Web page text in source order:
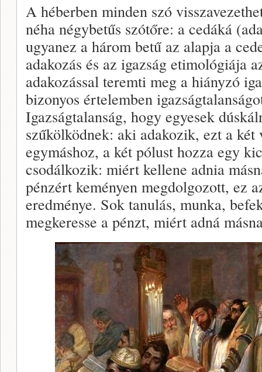
A héberben minden szó
néha négybetűs szótőre: a cedáká
ugyanez a három betű az alapja a
adakozás és az igazság etimológiája
adakozással teremti meg a hiányzó
bizonyos értelemben
Igazságtalanság, hogy egyesek
szűkölködnek: aki adakozik, ezt a két
egymáshoz, a két pólust hozza egy
csodálkozik: miért kellene adnia
pénzért keményen megdolgozott, ez
eredménye. Sok tanulás, munka,
megkeresse a pénzt, miért adná